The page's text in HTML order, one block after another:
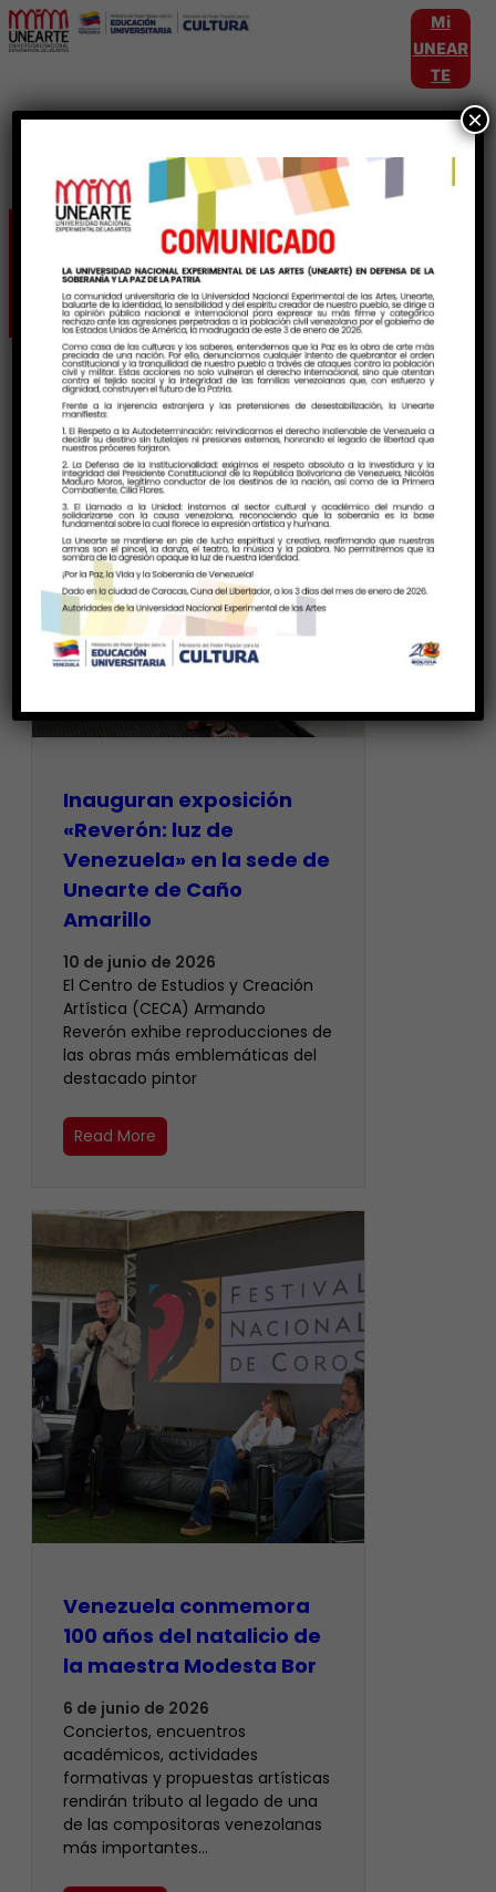
Mi
UNEAR
TE
Etiqueta:VersosAlViento
Inauguran exposición
«Reverón: luz de
Venezuela» en la sede de
Unearte de Caño
Amarillo
10 de junio de 2026
El Centro de Estudios y Creación
Artística (CECA) Armando
Reverón exhibe reproducciones de
las obras más emblemáticas del
destacado pintor
Read More
Venezuela conmemora
100 años del natalicio de
la maestra Modesta Bor
6 de junio de 2026
Conciertos, encuentros
académicos, actividades
formativas y propuestas artísticas
rendirán tributo al legado de una
de las compositoras venezolanas
más importantes…
×